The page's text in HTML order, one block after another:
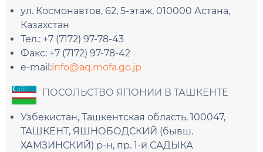
ул. Космонавтов, 62, 5-этаж, 010000 Астана,
Казахстан
Тел.: +7 (7172) 97-78-43
Факс: +7 (7172) 97-78-42
e-mail:info@aq.mofa.go.jp
ПОСОЛЬСТВО ЯПОНИИ В ТАШКЕНТЕ
Узбекистан, Ташкентская область, 100047,
ТАШКЕНТ, ЯШНОБОДСКИЙ (бывш.
ХАМЗИНСКИЙ) р-н, пр. 1-й САДЫКА